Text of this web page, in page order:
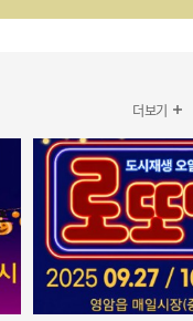
더보기